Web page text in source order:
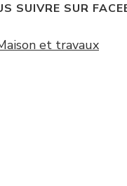
SUIVRE SUR
et travaux